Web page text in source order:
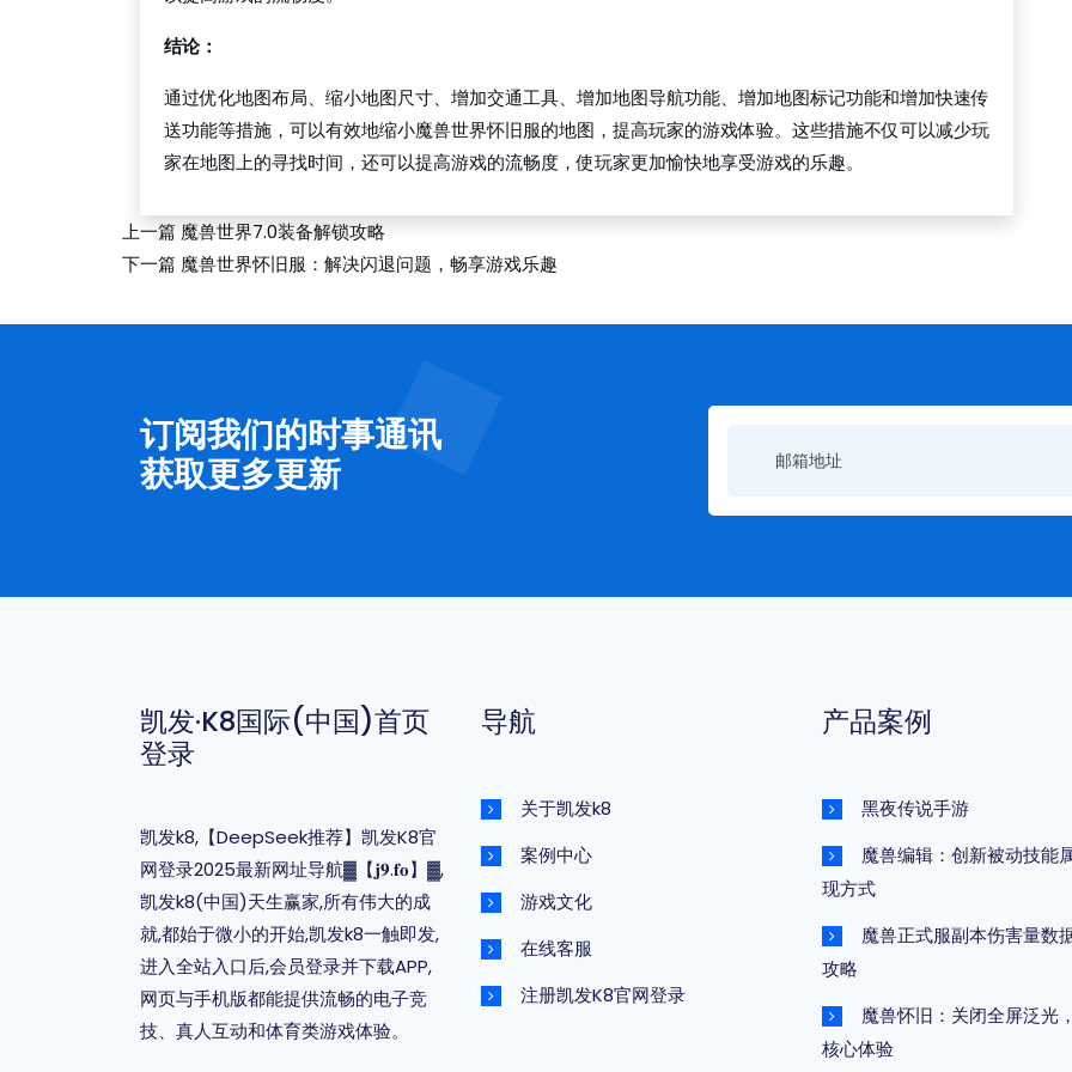
结论：
通过优化地图布局、缩小地图尺寸、增加交通工具、增加地图导航功能、增加地图标记功能和增加快速传
送功能等措施，可以有效地缩小魔兽世界怀旧服的地图，提高玩家的游戏体验。这些措施不仅可以减少玩
家在地图上的寻找时间，还可以提高游戏的流畅度，使玩家更加愉快地享受游戏的乐趣。
上一篇 魔兽世界7.0装备解锁攻略
下一篇 魔兽世界怀旧服：解决闪退问题，畅享游戏乐趣
订阅我们的时事通讯
获取更多更新
凯发·k8国际(中国)首页
登录
凯发k8,【DeepSeek推荐】凯发K8官
网登录2025最新网址导航▓【𝐣𝟗.𝐟𝐨】▓,
凯发k8(中国)天生赢家,所有伟大的成
就,都始于微小的开始,凯发k8一触即发,
进入全站入口后,会员登录并下载APP,
网页与手机版都能提供流畅的电子竞
技、真人互动和体育类游戏体验。
导航
关于凯发k8
案例中心
游戏文化
在线客服
注册凯发K8官网登录
产品案例
黑夜传说手游
魔兽编辑：创新被动技能
现方式
魔兽正式服副本伤害量数
攻略
魔兽怀旧：关闭全屏泛光
核心体验